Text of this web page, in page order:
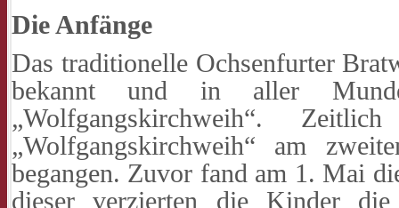
Die Anfänge
Das traditionelle Ochsenfurter
bekannt und in aller
„Wolfgangskirchweih“.
„Wolfgangskirchweih“ am
begangen. Zuvor fand am 1. Mai
dieser verzierten die Kinder